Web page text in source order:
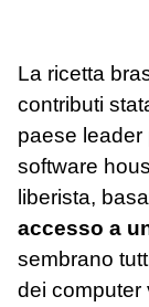
La ricetta
contributi
paese leader
software
liberista,
accesso a
sembrano
dei computer